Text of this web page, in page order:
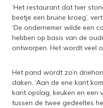
‘Het restaurant dat hier
beetje een bruine kroeg’,
‘De ondernemer wilde een
hebben op basis van de
ontworpen. Het wordt veel
Het pand wordt zo’n
daken. ‘Aan de ene kant
kant opslag, keuken en een
tussen de twee gedeeltes